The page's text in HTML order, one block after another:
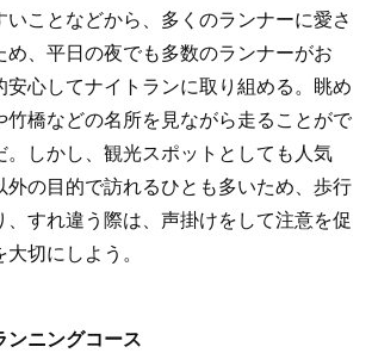
いことなどから、多くのランナーに愛さ
、平日の夜でも多数のランナーがお
安心してナイトランに取り組める。眺め
竹橋などの名所を見ながら走ることがで
。しかし、観光スポットとしても人気
外の目的で訪れるひとも多いため、歩行
すれ違う際は、声掛けをして注意を促
切にしよう。
ニングコース